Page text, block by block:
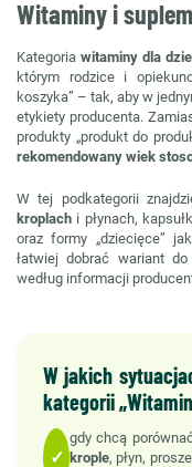
Witaminy i
Kategoriawitaminy dla
którym rodzice i
koszyka” – tak, aby w
etykiety producenta.
produkty „produkt do
rekomendowany wiek
W tej podkategorii
kroplach i płynach,
oraz formy „dziecięce” jak
łatwiej dobrać wariant
według informacji
W jakich
kategorii
✓
gdy chcą
krople, płyn,